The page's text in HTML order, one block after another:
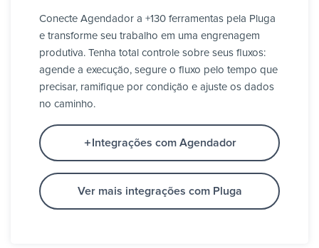
Conecte Agendador a +130 ferramentas pela Pluga
e transforme seu trabalho em uma engrenagem
produtiva. Tenha total controle sobre seus fluxos:
agende a execução, segure o fluxo pelo tempo que
precisar, ramifique por condição e ajuste os dados
no caminho.
Integrações com Agendador
Ver mais integrações com Pluga